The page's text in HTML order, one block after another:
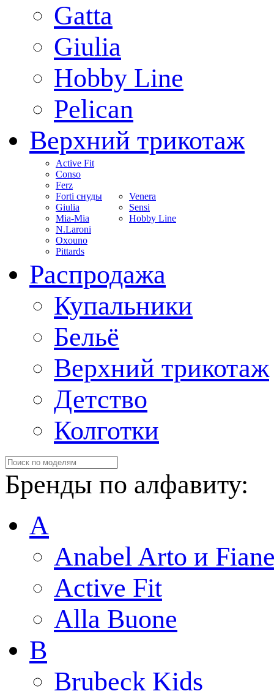
Gatta
Giulia
Hobby Line
Pelican
Верхний трикотаж
Active Fit
Conso
Ferz
Forti снуды
Giulia
Mia-Mia
N.Laroni
Oxouno
Pittards
Venera
Sensi
Hobby Line
Распродажа
Купальники
Бельё
Верхний трикотаж
Детство
Колготки
Бренды по алфавиту:
A
Anabel Arto и
Active Fit
Alla Buone
B
Brubeck Kids